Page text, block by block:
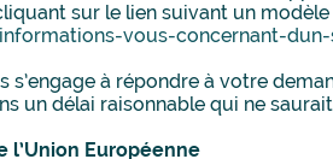
sur le lien suivant un
vous-concernant-
à répondre à votre
un délai raisonnable qui ne
l’Union Européenne